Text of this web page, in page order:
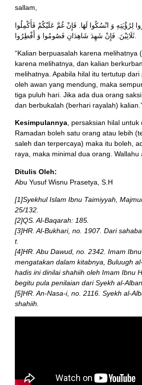
sallam,
لِرُؤْيَتِهِ وَ انْسُكُوا لَهَا. فَإِنْ غُمَّ عَلَيْكُمْ فَأَكْمِلُوا
ثَلَاثِيْنَ. فَإِنْ شَهِدَ شَاهِدَانِ فَصُومُوا وَ أَفْطِرُوا.
“Kalian berpuasalah karena melihatnya
karena melihatnya, dan kalian
melihatnya. Apabila hilal itu tertutup
oleh awan yang mendung, maka
tiga puluh hari. Jika ada dua orang
dan berbukalah (berhari rayalah)
Kesimpulannya, persaksian hilal untuk
Ramadan boleh satu orang atau lebih
saleh dan terpercaya) maka itu boleh,
raya, maka minimal dua orang. Wallahu
Ditulis Oleh:
Abu Yusuf Wisnu Prasetya, S.H
[1]Syekhul Islam Ibnu Taimiyyah,
25/132.
[2]QS. Al-Baqarah: 185.
[3]HR. Al-Bukhari, no. 1907. Dari
t.
[4]HR. Abu Dawud, no. 2342. Imam
mengatakan dalam kitabnya, Buluugh
hadis ini dinilai shahiih oleh Imam Ibnu
begitu pula penilaian dari Syekh al-
[5]HR. An-Nasa-i, no. 2116. Syekh al-
shahiih.